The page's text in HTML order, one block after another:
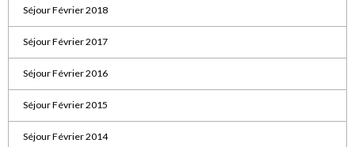
Séjour Février 2018
Séjour Février 2017
Séjour Février 2016
Séjour Février 2015
Séjour Février 2014